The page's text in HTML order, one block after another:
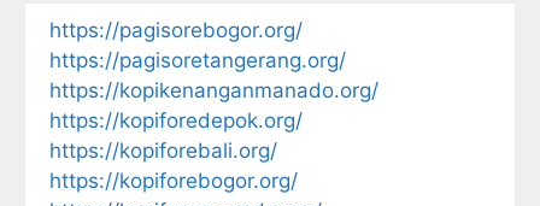
https://pagisorebogor.org/
https://pagisoretangerang.org/
https://kopikenanganmanado.org/
https://kopiforedepok.org/
https://kopiforebali.org/
https://kopiforebogor.org/